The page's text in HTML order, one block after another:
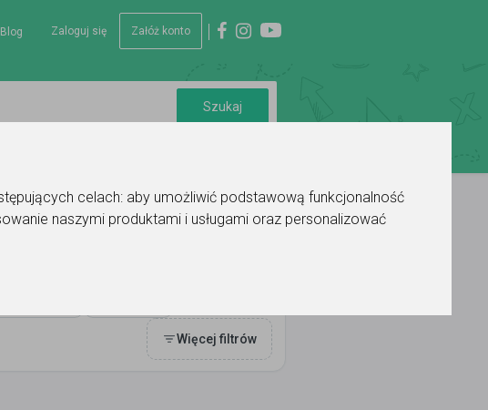
celach: aby umożliwić podstawową funkcjonalność
naszymi produktami i usługami oraz personalizować
Zaloguj się Załóż konto
Blog
Więcej filtrów